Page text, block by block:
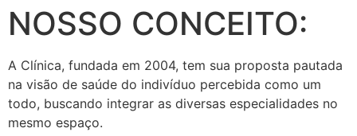
NOSSO CONCEITO:
A Clínica, fundada em 2004, tem sua proposta pautada
na visão de saúde do indivíduo percebida como um
todo, buscando integrar as diversas especialidades no
mesmo espaço.